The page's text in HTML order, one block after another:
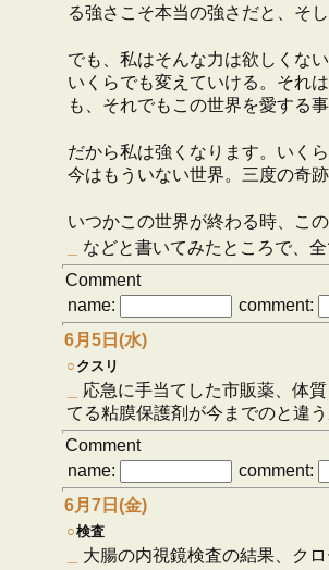
る強さこそ本当の強さだと、そ
でも、私はそんな力は欲しくな
いくらでも変えていける。それ
も、それでもこの世界を愛する
だから私は強くなります。いく
今はもういない世界。三度の奇
いつかこの世界が終わる時、こ
などと書いてみたところで、
Comment
name:
comment:
6月5日(水)
○ クスリ
応急に手当てした市販薬、体
てる粘膜保護剤が今までのと違
Comment
name:
comment:
6月7日(金)
○検査
大腸の内視鏡検査の結果、ク